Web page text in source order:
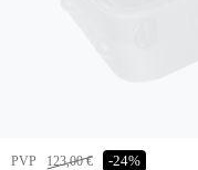
PVP 123,00 € -24%